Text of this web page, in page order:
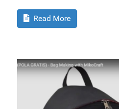
Read More